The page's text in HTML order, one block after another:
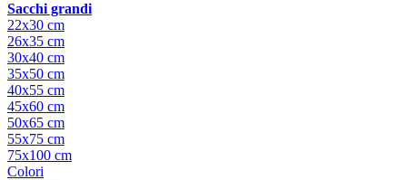
Sacchi grandi
22x30 cm
26x35 cm
30x40 cm
35x50 cm
40x55 cm
45x60 cm
50x65 cm
55x75 cm
75x100 cm
Colori